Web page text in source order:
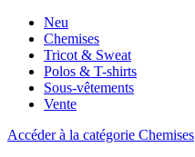
Neu
Chemises
Tricot & Sweat
Polos & T-shirts
Sous-vêtements
Vente
Accéder à la catégorie Chemises